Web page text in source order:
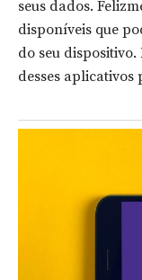
seus dados.
disponíveis que
do seu
desses